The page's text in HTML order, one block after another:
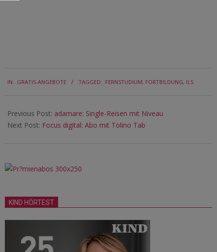
05-
IN: GRATIS-ANGEBOTE TAGGED: FERNSTUDIUM, FORTBILDUNG, ILS
Previous Post: adamare: Single-Reisen mit Niveau
Next Post: Focus digital: Abo mit Tolino Tab
KIND HÖRTEST